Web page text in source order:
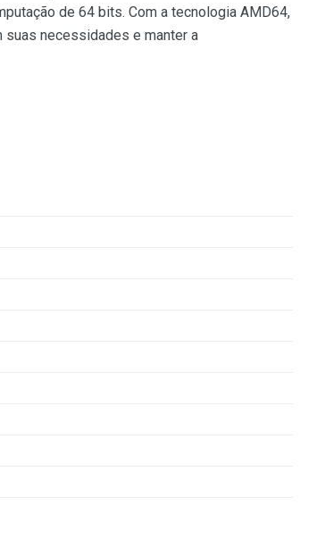
de 64 bits. Com a tecnologia AMD64,
necessidades e manter a